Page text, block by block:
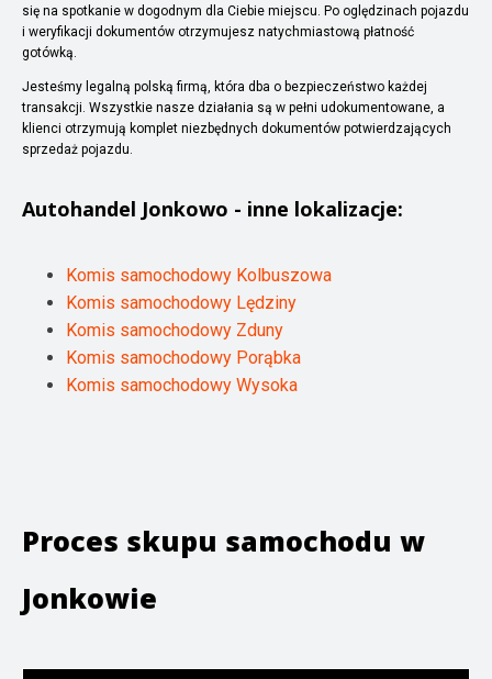
się na spotkanie w dogodnym dla Ciebie miejscu. Po oględzinach pojazdu
i weryfikacji dokumentów otrzymujesz natychmiastową płatność
gotówką.
Jesteśmy legalną polską firmą, która dba o bezpieczeństwo każdej
transakcji. Wszystkie nasze działania są w pełni udokumentowane, a
klienci otrzymują komplet niezbędnych dokumentów potwierdzających
sprzedaż pojazdu.
Autohandel Jonkowo - inne lokalizacje:
Komis samochodowy Kolbuszowa
Komis samochodowy Lędziny
Komis samochodowy Zduny
Komis samochodowy Porąbka
Komis samochodowy Wysoka
Proces skupu samochodu w
Jonkowie